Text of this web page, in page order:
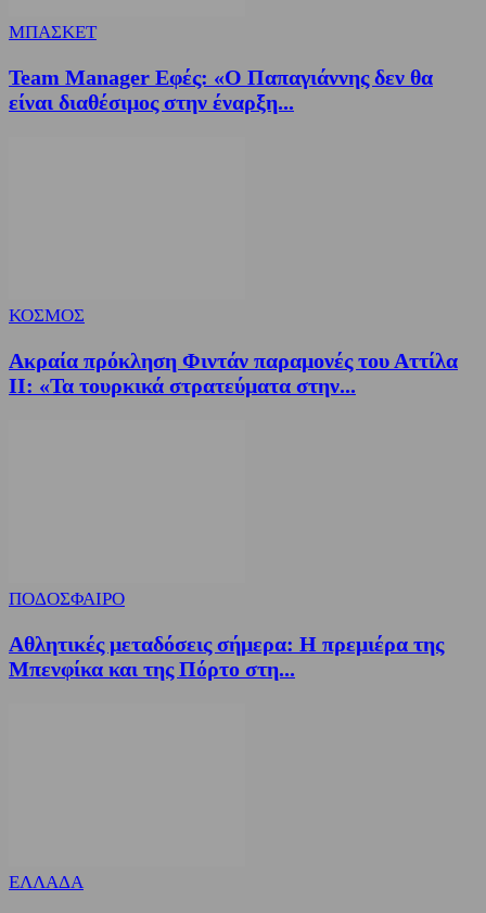
ΜΠΑΣΚΕΤ
Team Manager Εφές: «Ο Παπαγιάννης δεν θα
είναι διαθέσιμος στην έναρξη...
ΚΟΣΜΟΣ
Ακραία πρόκληση Φιντάν παραμονές του Αττίλα
ΙΙ: «Τα τουρκικά στρατεύματα στην...
ΠΟΔΟΣΦΑΙΡΟ
Αθλητικές μεταδόσεις σήμερα: Η πρεμιέρα της
Μπενφίκα και της Πόρτο στη...
ΕΛΛΑΔΑ